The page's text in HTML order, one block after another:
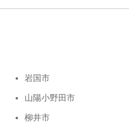
岩国市
山陽小野田市
柳井市